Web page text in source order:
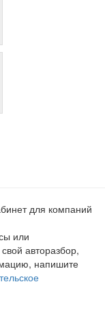
для компаний
или
авторазбор,
напишите